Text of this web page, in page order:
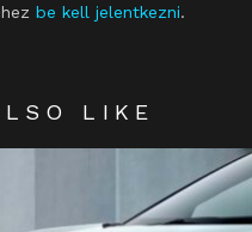
be kell jelentkezni.
LIKE